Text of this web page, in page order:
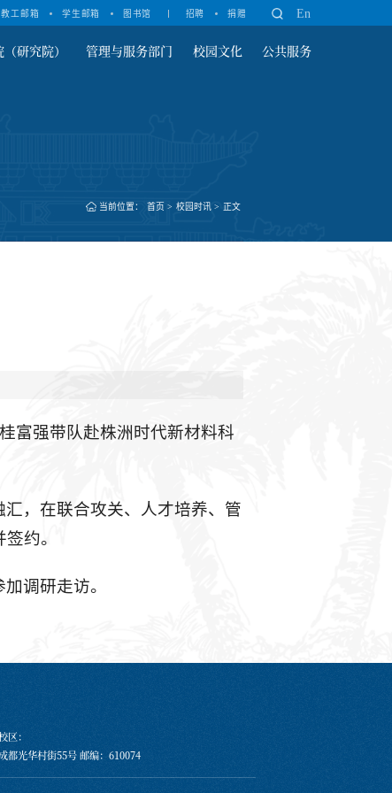
教工邮箱 学生邮箱 图书馆 招聘 捐赠 En
研究院） 管理与服务部门 校园文化 公共服务
当前位置： 首页 > 校园时讯 > 正文
富强带队赴株洲时代新材料科
，在联合攻关、人才培养、管
约。
调研走访。
区：
都光华村街55号 邮编：610074